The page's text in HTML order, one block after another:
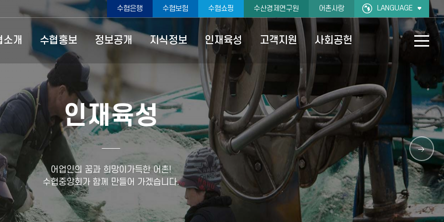
수협은행 수협보험 수협쇼핑 수산경제연구원 어촌사랑 LANGUAGE
소개 수협홍보 정보공개 지식정보 인재육성 고객지원 사회공헌
인재육성
어업인의 꿈과 희망이가득한 어촌!
수협중앙회가 함께 만들어 가겠습니다.